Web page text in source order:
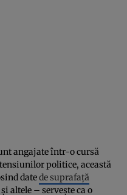
angajate într-o cursă
politice, această
datede suprafață
altele – servește ca o